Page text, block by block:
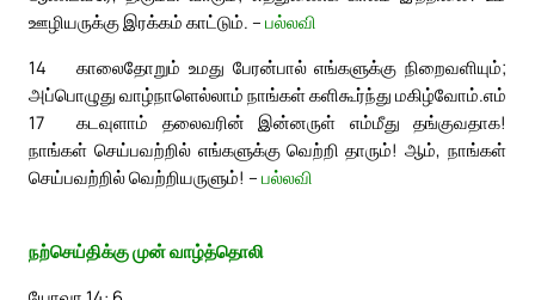
ஊழியருக்கு இரக்கம் காட்டும். – பல்லவி
14
காலைதோறும் உமது பேரன்பால் எங்களுக்கு நிறைவளியும்;
அப்பொழுது வாழ்நாளெல்லாம் நாங்கள் களிகூர்ந்து மகிழ்வோம்.
17
எம்
கடவுளாம் தலைவரின் இன்னருள் எம்மீது தங்குவதாக!
நாங்கள் செய்பவற்றில் எங்களுக்கு வெற்றி தாரும்! ஆம், நாங்கள்
செய்பவற்றில் வெற்றியருளும்! – பல்லவி
நற்செய்திக்கு முன் வாழ்த்தொலி